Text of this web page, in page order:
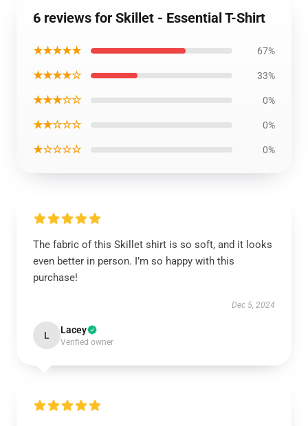
6 reviews for Skillet - Essential T-Shirt
★★★★★ 67%
★★★★☆ 33%
★★★☆☆ 0%
★★☆☆☆ 0%
★☆☆☆☆ 0%
The fabric of this Skillet shirt is so soft, and it looks
even better in person. I’m so happy with this
purchase!
Dec 5, 2024
L Lacey
Verified owner